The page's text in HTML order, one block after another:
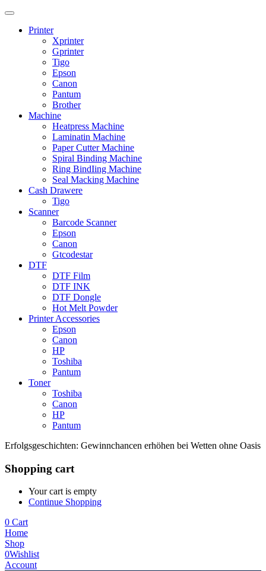
Printer
Xprinter
Gprinter
Tigo
Epson
Canon
Pantum
Brother
Machine
Heatpress Machine
Laminatin Machine
Paper Cutter Machine
Spiral Binding Machine
Ring BindIing Machine
Seal Macking Machine
Cash Drawere
Tigo
Scanner
Barcode Scanner
Epson
Canon
Gtcodestar
DTF
DTF Film
DTF INK
DTF Dongle
Hot Melt Powder
Printer Accessories
Epson
Canon
HP
Toshiba
Pantum
Toner
Toshiba
Canon
HP
Pantum
Erfolgsgeschichten: Gewinnchancen erhöhen bei Wetten ohne Oasis
Shopping cart
Your cart is empty
Continue Shopping
0 Cart
Home
Shop
0Wishlist
Account